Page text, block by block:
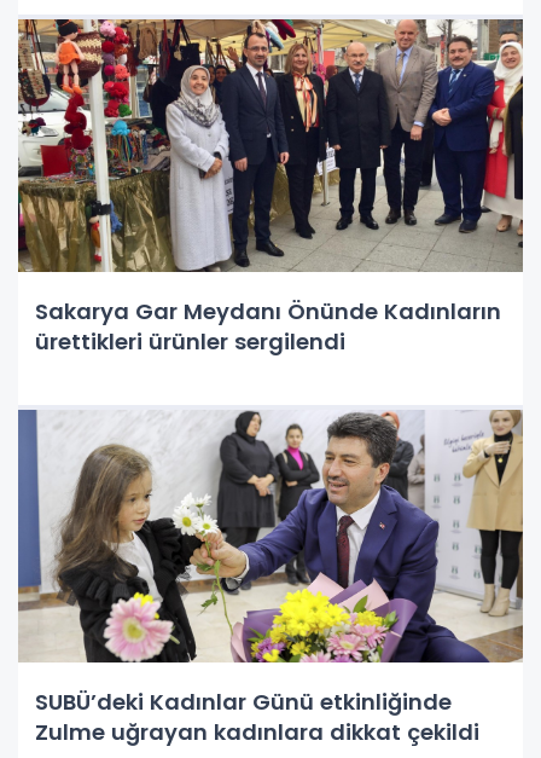
Sakarya Gar Meydanı Önünde Kadınların
ürettikleri ürünler sergilendi
SUBÜ’deki Kadınlar Günü etkinliğinde
Zulme uğrayan kadınlara dikkat çekildi